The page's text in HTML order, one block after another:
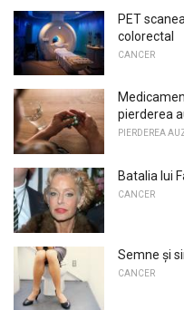
PET
colorectal
CANCER
pierderea
PIERDEREA
Batalia lui
CANCER
Semne și
CANCER